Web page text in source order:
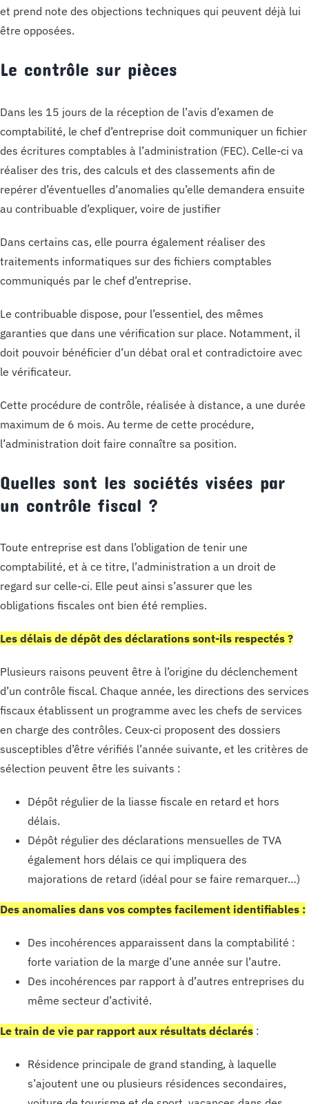
et prend note des objections techniques qui peuvent déjà lui
être opposées.
Le contrôle sur pièces
Dans les 15 jours de la réception de l’avis d’examen de
comptabilité, le chef d’entreprise doit communiquer un fichier
des écritures comptables à l’administration (FEC). Celle-ci va
réaliser des tris, des calculs et des classements afin de
repérer d’éventuelles d’anomalies qu’elle demandera ensuite
au contribuable d’expliquer, voire de justifier
Dans certains cas, elle pourra également réaliser des
traitements informatiques sur des fichiers comptables
communiqués par le chef d’entreprise.
Le contribuable dispose, pour l’essentiel, des mêmes
garanties que dans une vérification sur place. Notamment, il
doit pouvoir bénéficier d’un débat oral et contradictoire avec
le vérificateur.
Cette procédure de contrôle, réalisée à distance, a une durée
maximum de 6 mois. Au terme de cette procédure,
l’administration doit faire connaître sa position.
Quelles sont les sociétés visées par
un contrôle fiscal ?
Toute entreprise est dans l’obligation de tenir une
comptabilité, et à ce titre, l’administration a un droit de
regard sur celle-ci. Elle peut ainsi s’assurer que les
obligations fiscales ont bien été remplies.
Les délais de dépôt des déclarations sont-ils respectés ?
Plusieurs raisons peuvent être à l’origine du déclenchement
d’un contrôle fiscal. Chaque année, les directions des services
fiscaux établissent un programme avec les chefs de services
en charge des contrôles. Ceux-ci proposent des dossiers
susceptibles d’être vérifiés l’année suivante, et les critères de
sélection peuvent être les suivants :
Dépôt régulier de la liasse fiscale en retard et hors
délais.
Dépôt régulier des déclarations mensuelles de TVA
également hors délais ce qui impliquera des
majorations de retard (idéal pour se faire remarquer…)
Des anomalies dans vos comptes facilement identifiables :
Des incohérences apparaissent dans la comptabilité :
forte variation de la marge d’une année sur l’autre.
Des incohérences par rapport à d’autres entreprises du
même secteur d’activité.
Le train de vie par rapport aux résultats déclarés:
Résidence principale de grand standing, à laquelle
s’ajoutent une ou plusieurs résidences secondaires,